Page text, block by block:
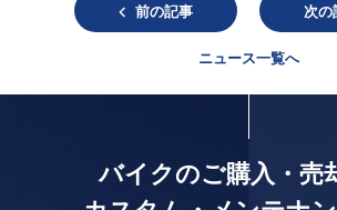
前の記事
ニュース一覧へ
次の
バイクのご購入・売